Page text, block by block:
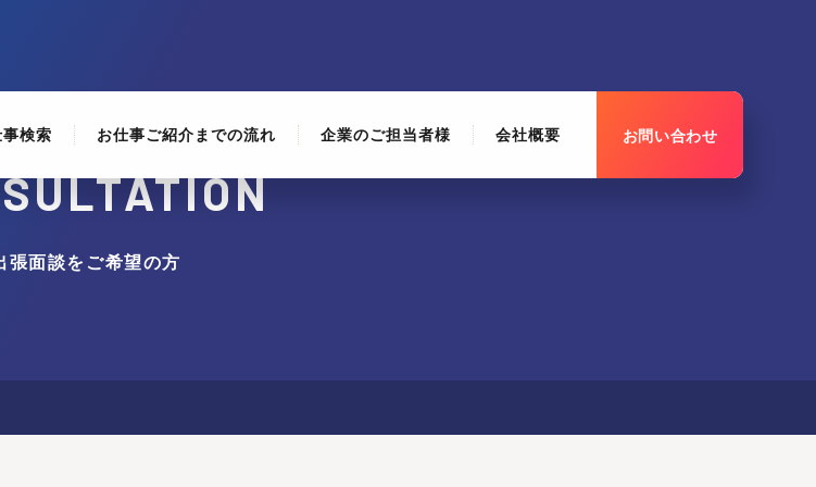
事検索 お仕事ご紹介までの流れ 企業のご担当者様 会社概要 お問い合わせ
張面談をご希望の方